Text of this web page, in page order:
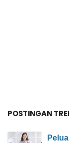
POSTINGAN